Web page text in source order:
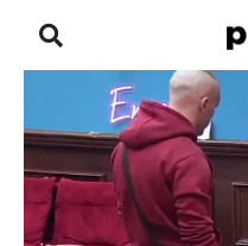
NASLOVNA
VESTI
ZADRUGA